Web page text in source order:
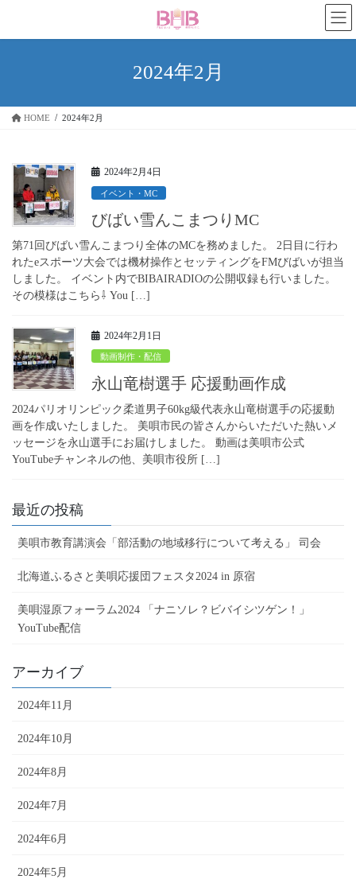
テ
ス
ゲ
ン
2024年2月
HOME 2024年2月
2024年2月4日
イベント・MC
びばい雪んこまつりMC
第71回びばい雪んこまつり全体のMCを務めました。 2日目に行わ
れたeスポーツ大会では機材操作とセッティングをFMびばいが担当
しました。 イベント内でBIBAIRADIOの公開収録も行いました。
その模様はこちら⇩ You […]
2024年2月1日
動画制作・配信
永山竜樹選手 応援動画作成
2024パリオリンピック柔道男子60kg級代表永山竜樹選手の応援動
画を作成いたしました。 美唄市民の皆さんからいただいた熱いメ
ッセージを永山選手にお届けしました。 動画は美唄市公式
YouTubeチャンネルの他、美唄市役所 […]
最近の投稿
美唄市教育講演会「部活動の地域移行について考える」 司会
北海道ふるさと美唄応援団フェスタ2024 in 原宿
美唄湿原フォーラム2024 「ナニソレ？ビバイシツゲン！」
YouTube配信
アーカイブ
2024年11月
2024年10月
2024年8月
2024年7月
2024年6月
2024年5月